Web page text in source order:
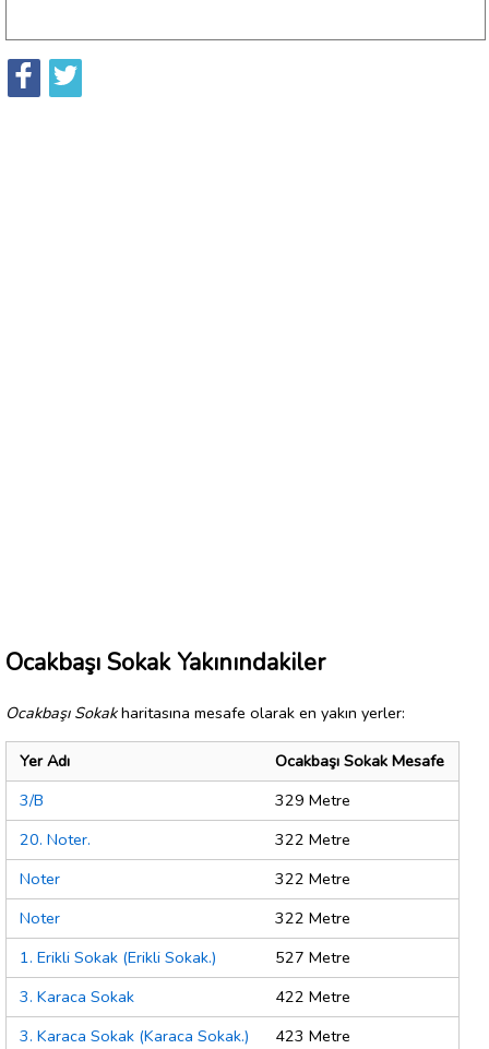
Ocakbaşı Sokak Yakınındakiler
Ocakbaşı Sokakharitasına mesafe olarak en yakın yerler:
Yer Adı
Ocakbaşı Sokak Mesafe
3/B
329 Metre
20. Noter.
322 Metre
Noter
322 Metre
Noter
322 Metre
1. Erikli Sokak (Erikli Sokak.)
527 Metre
3. Karaca Sokak
422 Metre
3. Karaca Sokak (Karaca Sokak.)
423 Metre